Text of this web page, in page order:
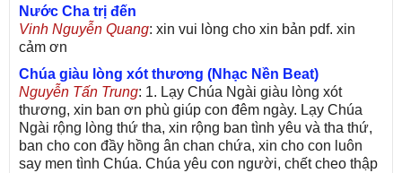
Nước Cha trị đến
Vinh Nguyễn Quang: xin vui lòng cho xin bản pdf. xin
cảm ơn
Chúa giàu lòng xót thương (Nhạc Nền Beat)
Nguyễn Tấn Trung: 1. Lạy Chúa Ngài giàu lòng xót
thương, xin ban ơn phù giúp con đêm ngày. Lạy Chúa
Ngài rộng lòng thứ tha, xin rộng ban tình yêu và tha thứ,
ban cho con đầy hồng ân chan chứa, xin cho con luôn
say men tình Chúa. Chúa yêu con người, chết cheo thập